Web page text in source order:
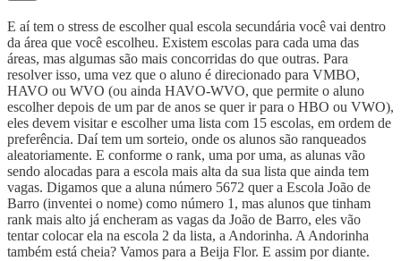
E aí tem o stress de escolher qual escola secundária você vai dentro
da área que você escolheu. Existem escolas para cada uma das
áreas, mas algumas são mais concorridas do que outras. Para
resolver isso, uma vez que o aluno é direcionado para VMBO,
HAVO ou WVO (ou ainda HAVO-WVO, que permite o aluno
escolher depois de um par de anos se quer ir para o HBO ou VWO),
eles devem visitar e escolher uma lista com 15 escolas, em ordem de
preferência. Daí tem um sorteio, onde os alunos são ranqueados
aleatoriamente. E conforme o rank, uma por uma, as alunas vão
sendo alocadas para a escola mais alta da sua lista que ainda tem
vagas. Digamos que a aluna número 5672 quer a Escola João de
Barro (inventei o nome) como número 1, mas alunos que tinham
rank mais alto já encheram as vagas da João de Barro, eles vão
tentar colocar ela na escola 2 da lista, a Andorinha. A Andorinha
também está cheia? Vamos para a Beija Flor. E assim por diante.